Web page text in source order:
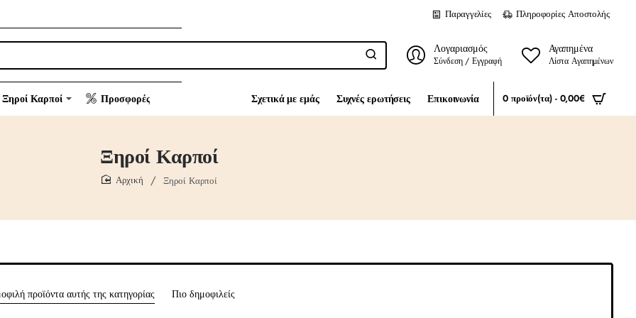
Παραγγελίες Πληροφορίες Αποστολής
Λογαριασμός
Σύνδεση / Εγγραφή
Αγαπημένα
Λίστα Αγαπημένων
Ξηροί Καρποί Προσφορές Σχετικά με εμάς Συχνές ερωτήσεις Επικοινωνία 0 προϊόν(τα) - 0,00€
Ξηροί Καρποί
Ξηροί Καρποί
προϊόντα αυτής της κατηγορίας Πιο δημοφιλείς